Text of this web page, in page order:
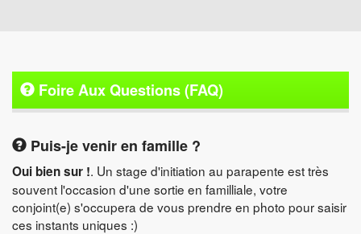
Foire Aux Questions (FAQ)
Puis-je venir en famille ?
Oui bien sur !. Un stage d'initiation au parapente est très
souvent l'occasion d'une sortie en familliale, votre
conjoint(e) s'occupera de vous prendre en photo pour saisir
ces instants uniques :)